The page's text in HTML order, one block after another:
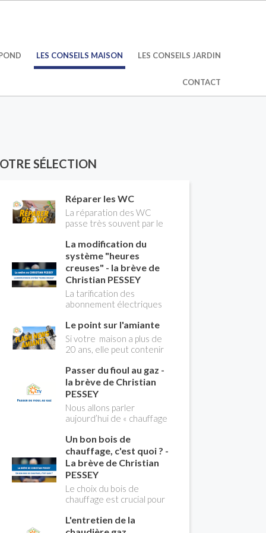
LES CONSEILS MAISON LES CONSEILS JARDIN
CONTACT
SÉLECTION
Réparer les WC
La réparation des WC
passe très souvent par le
flotteur. Tuto pour tout
vous expliquer
La modification du
système "heures
creuses" - la brève de
Christian PESSEY
La tarification des
abonnement électriques
longtemps deux
possibilités : heures
pleines, heures creuses.
Aujourd'hui Christian
PESSEY vous explique tout
ce qu'il faut savoir sur la
nouvelle modification du
système "heures creuses"
qui concerne près de 15
millions de Français !
Le point sur l'amiante
Si votre maison a plus de
20 ans, elle peut contenir
contenant de l'amiante) !
Pas de panique, on fait le
point dans notre flash
news n°3 spéciale
Amiante et ses dangers
avec Christian Pessey
Passer du fioul au gaz -
la brève de Christian
PESSEY
Nous allons parler
aujourd’hui de « chauffage
du changement d’énergie.
Nous allons aborder
l’abandon du fioul au profit
du gaz.
Un bon bois de
chauffage, c'est quoi ? -
La brève de Christian
PESSEY
Le choix du bois de
chauffage est crucial pour
rendement énergétique
L'entretien de la